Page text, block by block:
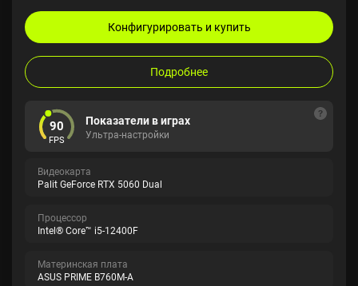
Конфигурировать и купить
Подробнее
90
FPS
Показатели в играх
Ультра-настройки
Видеокарта
Palit GeForce RTX 5060 Dual
Процессор
Intel® Core™ i5-12400F
Материнская плата
ASUS PRIME B760M-A